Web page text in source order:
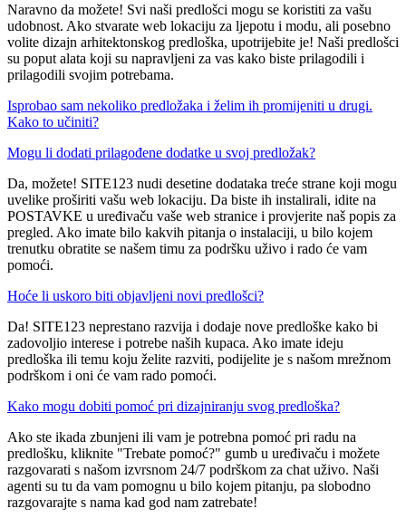
Naravno da možete! Svi naši predlošci mogu se koristiti za vašu
udobnost. Ako stvarate web lokaciju za ljepotu i modu, ali posebno
volite dizajn arhitektonskog predloška, upotrijebite je! Naši predlošci
su poput alata koji su napravljeni za vas kako biste prilagodili i
prilagodili svojim potrebama.
Isprobao sam nekoliko predložaka i želim ih promijeniti u drugi.
Kako to učiniti?
Mogu li dodati prilagođene dodatke u svoj predložak?
Da, možete! SITE123 nudi desetine dodataka treće strane koji mogu
uvelike proširiti vašu web lokaciju. Da biste ih instalirali, idite na
POSTAVKE u uređivaču vaše web stranice i provjerite naš popis za
pregled. Ako imate bilo kakvih pitanja o instalaciji, u bilo kojem
trenutku obratite se našem timu za podršku uživo i rado će vam
pomoći.
Hoće li uskoro biti objavljeni novi predlošci?
Da! SITE123 neprestano razvija i dodaje nove predloške kako bi
zadovoljio interese i potrebe naših kupaca. Ako imate ideju
predloška ili temu koju želite razviti, podijelite je s našom mrežnom
podrškom i oni će vam rado pomoći.
Kako mogu dobiti pomoć pri dizajniranju svog predloška?
Ako ste ikada zbunjeni ili vam je potrebna pomoć pri radu na
predlošku, kliknite "Trebate pomoć?" gumb u uređivaču i možete
razgovarati s našom izvrsnom 24/7 podrškom za chat uživo. Naši
agenti su tu da vam pomognu u bilo kojem pitanju, pa slobodno
razgovarajte s nama kad god nam zatrebate!